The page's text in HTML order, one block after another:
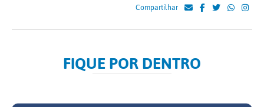
Compartilhar
FIQUE POR DENTRO